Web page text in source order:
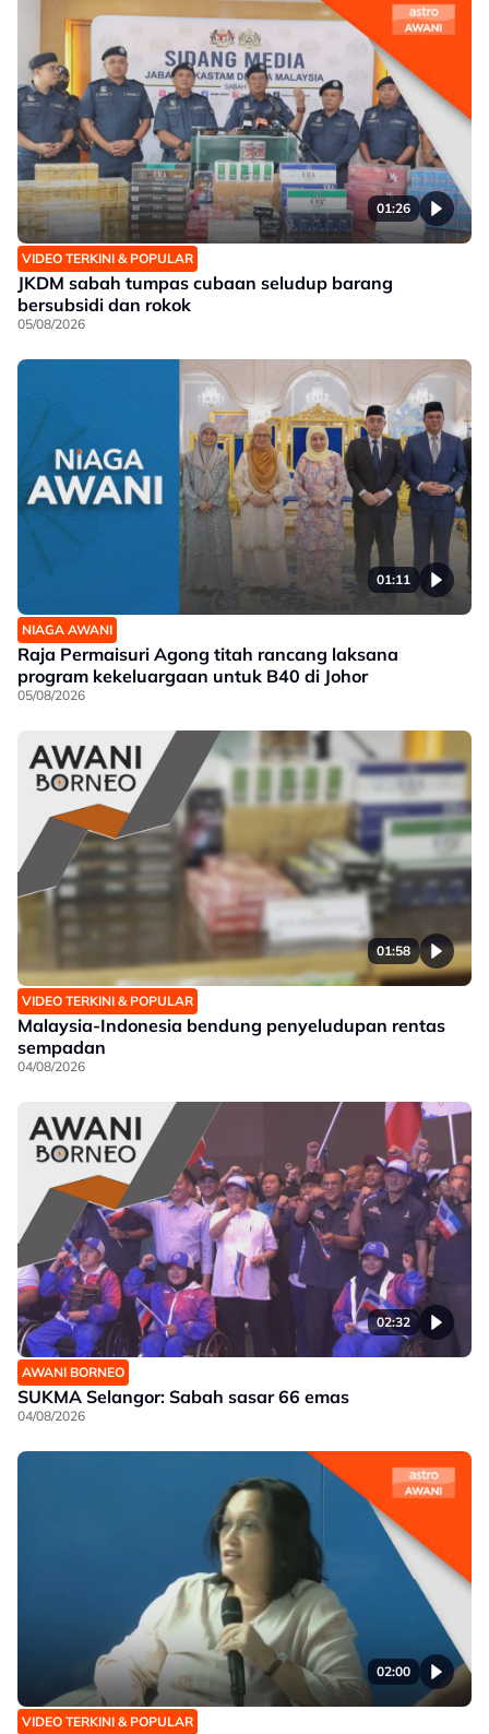
01:26
VIDEO TERKINI & POPULAR
JKDM sabah tumpas cubaan seludup barang
bersubsidi dan rokok
05/08/2026
01:11
NIAGA AWANI
Raja Permaisuri Agong titah rancang laksana
program kekeluargaan untuk B40 di Johor
05/08/2026
01:58
VIDEO TERKINI & POPULAR
Malaysia-Indonesia bendung penyeludupan rentas
sempadan
04/08/2026
02:32
AWANI BORNEO
SUKMA Selangor: Sabah sasar 66 emas
04/08/2026
02:00
VIDEO TERKINI & POPULAR